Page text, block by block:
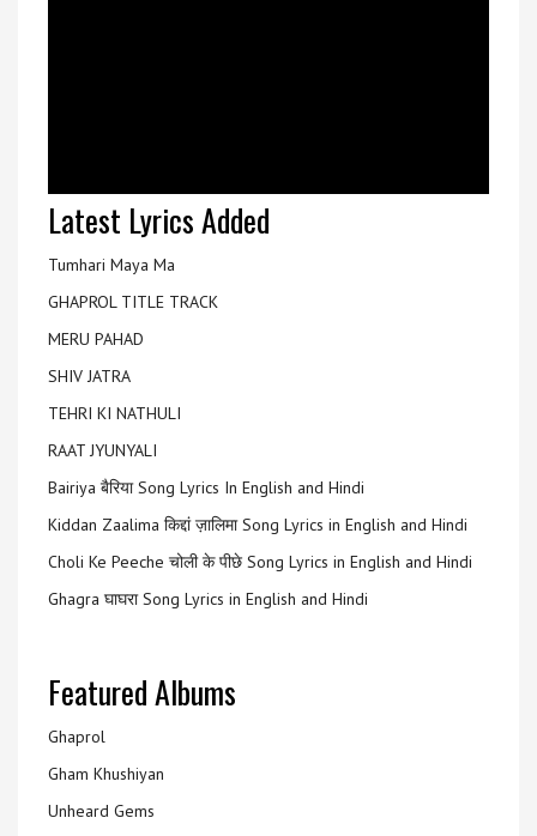
Latest Lyrics Added
Tumhari Maya Ma
GHAPROL TITLE TRACK
MERU PAHAD
SHIV JATRA
TEHRI KI NATHULI
RAAT JYUNYALI
Bairiya बैरिया Song Lyrics In English and Hindi
Kiddan Zaalima किद्दां ज़ालिमा Song Lyrics in English and Hindi
Choli Ke Peeche चोली के पीछे Song Lyrics in English and Hindi
Ghagra घाघरा Song Lyrics in English and Hindi
Featured Albums
Ghaprol
Gham Khushiyan
Unheard Gems